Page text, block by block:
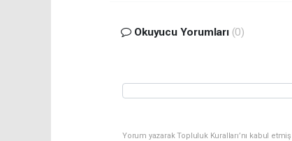
Okuyucu Yorumları (0)
Yorum yazarak Topluluk Kuralları’nı kabul